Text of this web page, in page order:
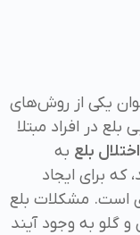
یکی از روش‌های
در افراد مبتلا
بلع به
برای ایجاد
است. مشکلات بلع
گلو به وجود آیند